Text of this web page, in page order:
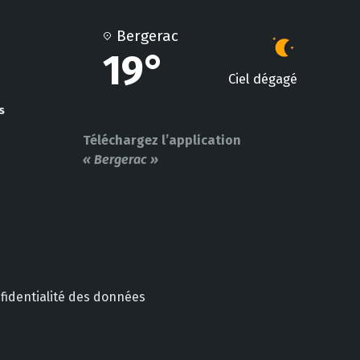
Bergerac
19° Ciel dégagé
Téléchargez l’application
« Bergerac »
des données